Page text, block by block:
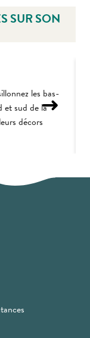
SUR SON
les bas-
et sud de la
décors